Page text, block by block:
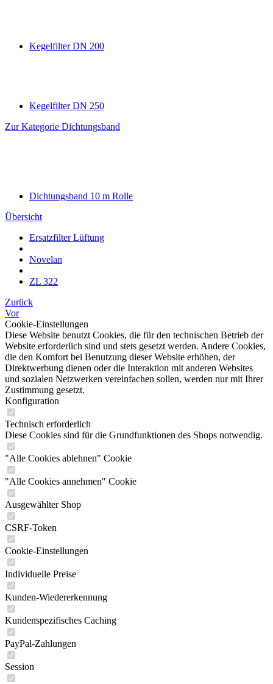
Kegelfilter DN 200
Kegelfilter DN 250
Zur Kategorie Dichtungsband
Dichtungsband 10 m Rolle
Übersicht
Ersatzfilter Lüftung
Novelan
ZL 322
Zurück
Vor
Cookie-Einstellungen
Diese Website benutzt Cookies, die für den technischen Betrieb der
Website erforderlich sind und stets gesetzt werden. Andere Cookies,
die den Komfort bei Benutzung dieser Website erhöhen, der
Direktwerbung dienen oder die Interaktion mit anderen Websites
und sozialen Netzwerken vereinfachen sollen, werden nur mit Ihrer
Zustimmung gesetzt.
Konfiguration
Technisch erforderlich
Diese Cookies sind für die Grundfunktionen des Shops notwendig.
"Alle Cookies ablehnen" Cookie
"Alle Cookies annehmen" Cookie
Ausgewählter Shop
CSRF-Token
Cookie-Einstellungen
Individuelle Preise
Kunden-Wiedererkennung
Kundenspezifisches Caching
PayPal-Zahlungen
Session